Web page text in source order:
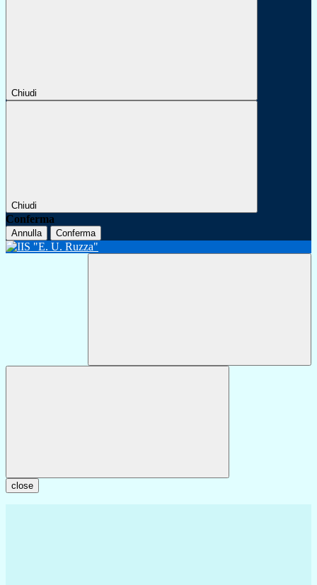
Chiudi
Chiudi
Conferma
Annulla Conferma
close